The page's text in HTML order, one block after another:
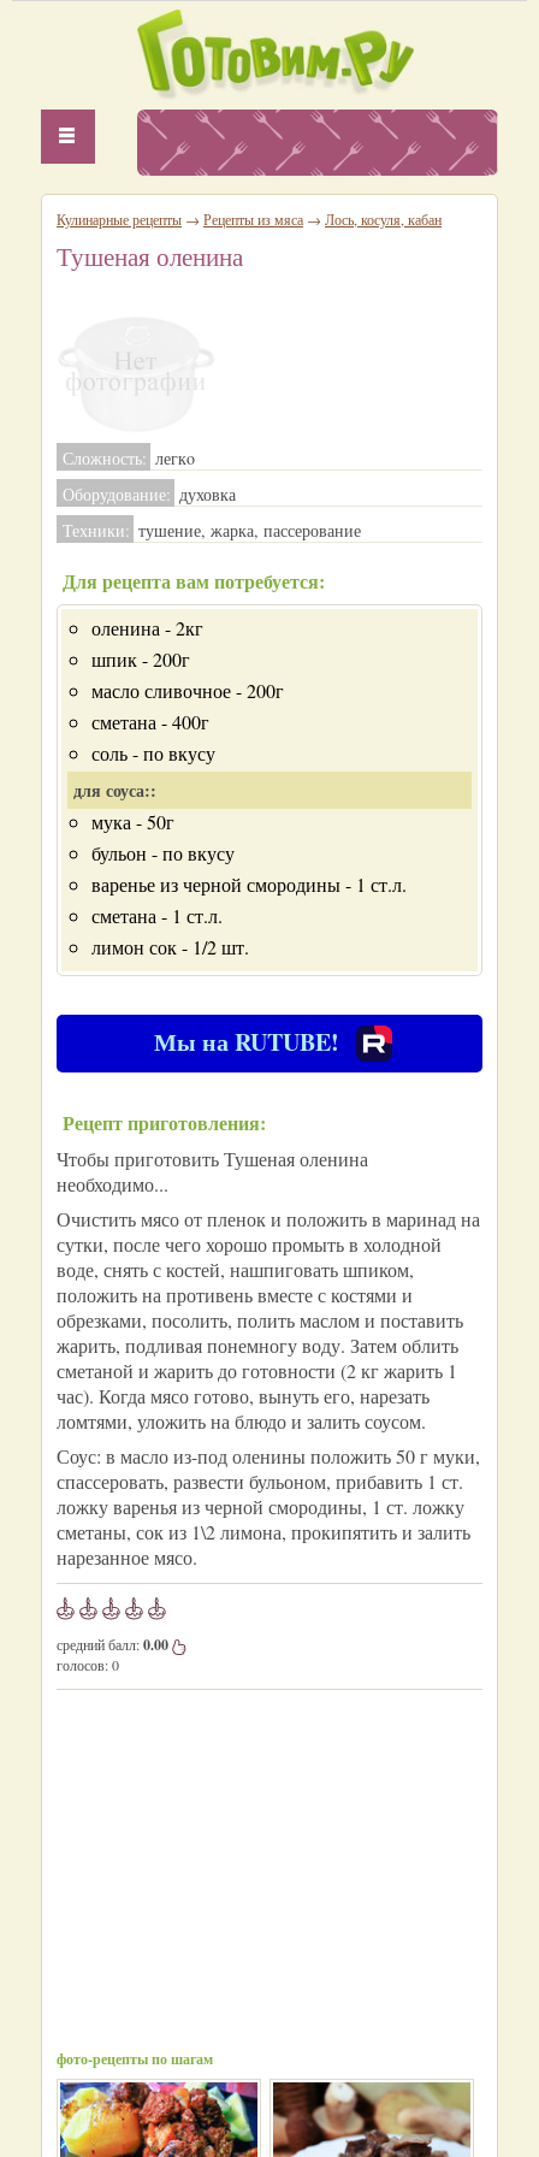
Кулинарные рецепты → Рецепты из мяса → Лось, косуля, кабан
Тушеная оленина
Сложность: легкo
Оборудование: духовка
Техники: тушение, жарка, пассерование
Для рецепта вам потребуется:
оленина - 2кг
шпик - 200г
масло сливочное - 200г
сметана - 400г
соль - по вкусу
для соуса::
мука - 50г
бульон - по вкусу
варенье из черной смородины - 1 ст.л.
сметана - 1 ст.л.
лимон сок - 1/2 шт.
Мы на RUTUBE!
Рецепт приготовления:
Чтобы приготовить Тушеная оленина
необходимо...
Очистить мясо от пленок и положить в маринад на
сутки, после чего хорошо промыть в холодной
воде, снять с костей, нашпиговать шпиком,
положить на противень вместе с костями и
обрезками, посолить, полить маслом и поставить
жарить, подливая понемногу воду. Затем облить
сметаной и жарить до готовности (2 кг жарить 1
час). Когда мясо готово, вынуть его, нарезать
ломтями, уложить на блюдо и залить соусом.
Соус: в масло из-под оленины положить 50 г муки,
спассеровать, развести бульоном, прибавить 1 ст.
ложку варенья из черной смородины, 1 ст. ложку
сметаны, сок из 1\2 лимона, прокипятить и залить
нарезанное мясо.
средний балл:0.00
голосов:0
фото-рецепты по шагам